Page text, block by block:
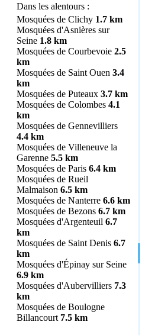
Dans les alentours :
Mosquées de Clichy 1.7 km
Mosquées d'Asnières sur
Seine 1.8 km
Mosquées de Courbevoie 2.5
km
Mosquées de Saint Ouen 3.4
km
Mosquées de Puteaux 3.7 km
Mosquées de Colombes 4.1
km
Mosquées de Gennevilliers
4.4 km
Mosquées de Villeneuve la
Garenne 5.5 km
Mosquées de Paris 6.4 km
Mosquées de Rueil
Malmaison 6.5 km
Mosquées de Nanterre 6.6 km
Mosquées de Bezons 6.7 km
Mosquées d'Argenteuil 6.7
km
Mosquées de Saint Denis 6.7
km
Mosquées d'Épinay sur Seine
6.9 km
Mosquées d'Aubervilliers 7.3
km
Mosquées de Boulogne
Billancourt 7.5 km